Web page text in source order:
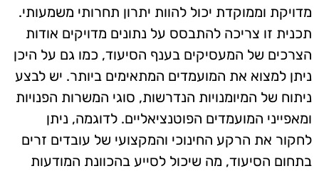
מדויקת וממוקדת יכול להוות יתרון תחרותי משמעותי.
תכנית זו צריכה להתבסס על נתונים מדויקים אודות
הצרכים של המעסיקים בענף הסיעוד, כמו גם על היכן
ניתן למצוא את המועמדים המתאימים ביותר. יש לבצע
ניתוח של המיומנויות הנדרשות, סוגי המשרות הפנויות
ומאפייני המועמדים הפוטנציאליים. לדוגמה, ניתן
לחקור את הרקע החינוכי והמקצועי של עובדים זרים
בתחום הסיעוד, מה שיכול לסייע בהכוונת המודעות